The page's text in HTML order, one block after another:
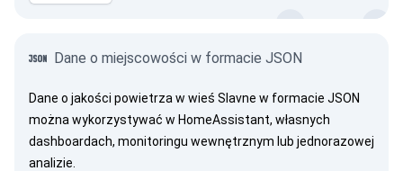
Dane o miejscowości w formacie JSON
Dane o jakości powietrza w wieś Slavne w formacie JSON
można wykorzystywać w HomeAssistant, własnych
dashboardach, monitoringu wewnętrznym lub jednorazowej
analizie.